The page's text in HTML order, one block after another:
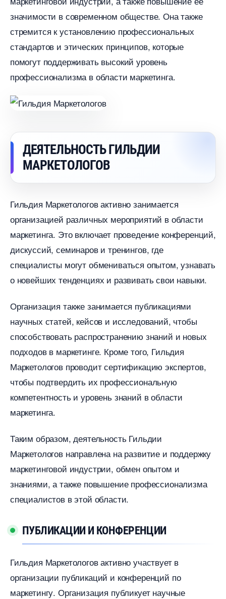
значимости в современном обществе.​ Она также
стремится к установлению профессиональных
стандартов и этических принципов, которые
помогут поддерживать высокий уровень
профессионализма в области маркетинга.​
ДЕЯТЕЛЬНОСТЬ ГИЛЬДИИ
МАРКЕТОЛОГО
Гильдия Маркетологов активно занимается
организацией различных мероприятий в области
маркетинга.​ Это включает проведение конференций,
дискуссий, семинаров и тренингов, где
специалисты могут обмениваться опытом, узнавать
о новейших тенденциях и развивать свои навыки.​
Организация также занимается публикациями
научных статей, кейсов и исследований, чтобы
способствовать распространению знаний и новых
подходов в маркетинге.​ Кроме того, Гильдия
Маркетологов проводит сертификацию экспертов,
чтобы подтвердить их профессиональную
компетентность и уровень знаний в области
маркетинга.​
Таким образом, деятельность Гильдии
Маркетологов направлена на развитие и поддержку
маркетинговой индустрии, обмен опытом и
знаниями, а также повышение профессионализма
специалистов в этой области.
ПУБЛИКАЦИИ И КОНФЕРЕНЦИИ
Гильдия Маркетологов активно участвует
организации публикаций и конференций по
маркетингу.​ Организация публикует научные